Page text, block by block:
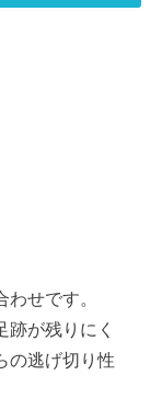
せです。
が残りにく
の逃げ切り性